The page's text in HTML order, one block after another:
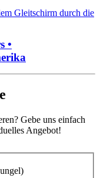
•
Gebe uns einfach
Angebot!